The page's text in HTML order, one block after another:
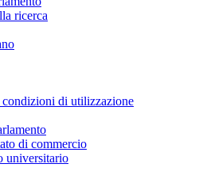
ricerca
di utilizzazione
di commercio
universitario